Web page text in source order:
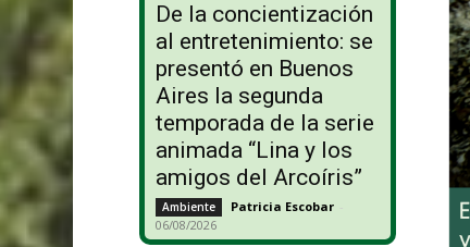
De la concientización
al entretenimiento: se
presentó en Buenos
Aires la segunda
temporada de la serie
animada “Lina y los
amigos del Arcoíris”
Ambiente Patricia Escobar -
06/08/2026